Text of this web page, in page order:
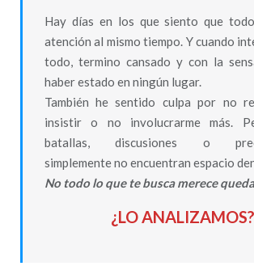
Hay días en los que siento que
atención al mismo tiempo. Y cuando
todo, termino cansado y con la
haber estado en ningún lugar.
También he sentido culpa por no
insistir o no involucrarme más.
batallas, discusiones o
simplemente no encuentran espacio
No todo lo que te busca merece
¿LO ANALIZAMOS?